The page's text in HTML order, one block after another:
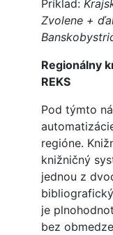
Príklad:
Zvolene +
Regionálny
REKS
Pod týmto
regióne.
knižničný
jednou z
je
bez